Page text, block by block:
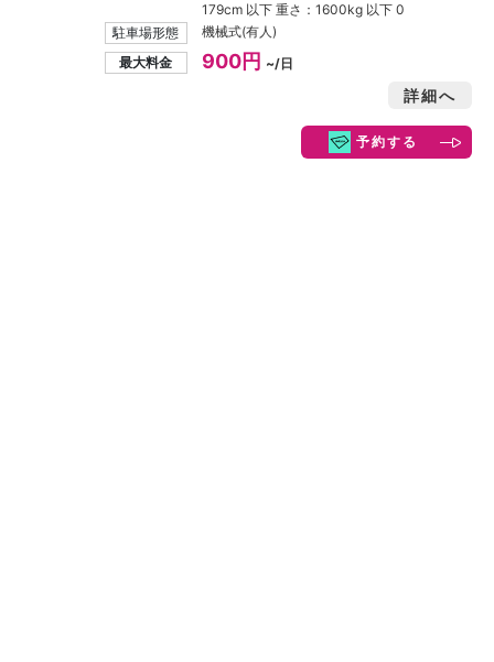
179cm 以下 重さ：1600kg 以下 0
駐車場形態
機械式(有人)
最大料金
900円 ~/日
詳細へ
予約する